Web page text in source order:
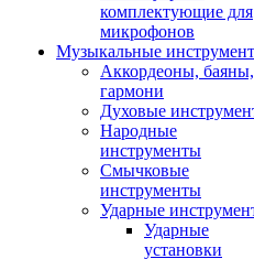
комплектующие для
микрофонов
Музыкальные
Аккордеоны, баяны,
гармони
Духовые
Народные
инструменты
Смычковые
инструменты
Ударные
Ударные
установки